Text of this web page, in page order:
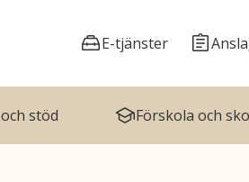
E-tjänster
stöd Förskola och